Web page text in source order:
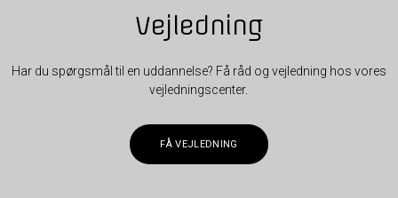
Vejledning
Har du spørgsmål til en uddannelse? Få råd og vejledning hos vores
vejledningscenter.
FÅ VEJLEDNING